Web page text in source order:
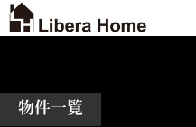
物件一覧